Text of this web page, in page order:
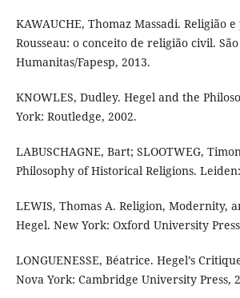
KAWAUCHE, Thomaz Massadi. Religião
Rousseau: o conceito de religião civil.
Humanitas/Fapesp, 2013.
KNOWLES, Dudley. Hegel and the
York: Routledge, 2002.
LABUSCHAGNE, Bart; SLOOTWEG,
Philosophy of Historical Religions.
LEWIS, Thomas A. Religion, Modernity,
Hegel. New York: Oxford University
LONGUENESSE, Béatrice. Hegel’s
Nova York: Cambridge University Press,